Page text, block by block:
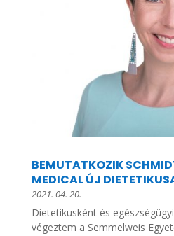
BEMUTATKOZIK
MEDICAL ÚJ
2021. 04. 20.
Dietetikusként és
végeztem a Semmelweis